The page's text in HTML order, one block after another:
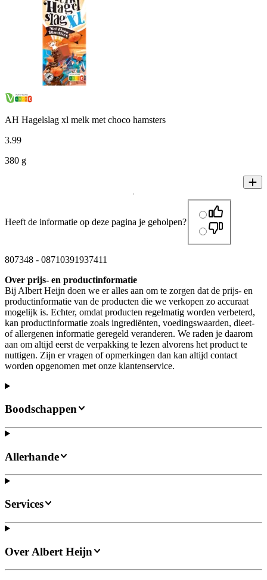
AH Hagelslag xl melk met choco hamsters
3.99
380 g
Heeft de informatie op deze pagina je geholpen?
807348 - 08710391937411
Over prijs- en productinformatie
Bij Albert Heijn doen we er alles aan om te zorgen dat de prijs- en
productinformatie van de producten die we verkopen zo accuraat
mogelijk is. Echter, omdat producten regelmatig worden verbeterd,
kan productinformatie zoals ingrediënten, voedingswaarden, dieet-
of allergenen informatie geregeld veranderen. We raden je daarom
aan om altijd eerst de verpakking te lezen alvorens het product te
nuttigen. Zijn er vragen of opmerkingen dan kan altijd contact
worden opgenomen met onze klantenservice.
Boodschappen
Allerhande
Services
Over Albert Heijn